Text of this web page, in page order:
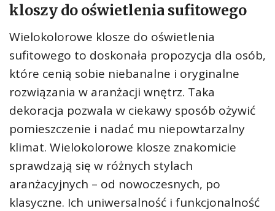
kloszy do oświetlenia sufitowego
Wielokolorowe klosze do oświetlenia
sufitowego to doskonała propozycja dla osób,
które cenią sobie niebanalne i oryginalne
rozwiązania w aranżacji wnętrz. Taka
dekoracja pozwala w ciekawy sposób ożywić
pomieszczenie i nadać mu niepowtarzalny
klimat. Wielokolorowe klosze znakomicie
sprawdzają się w różnych stylach
aranżacyjnych – od nowoczesnych, po
klasyczne. Ich uniwersalność i funkcjonalność